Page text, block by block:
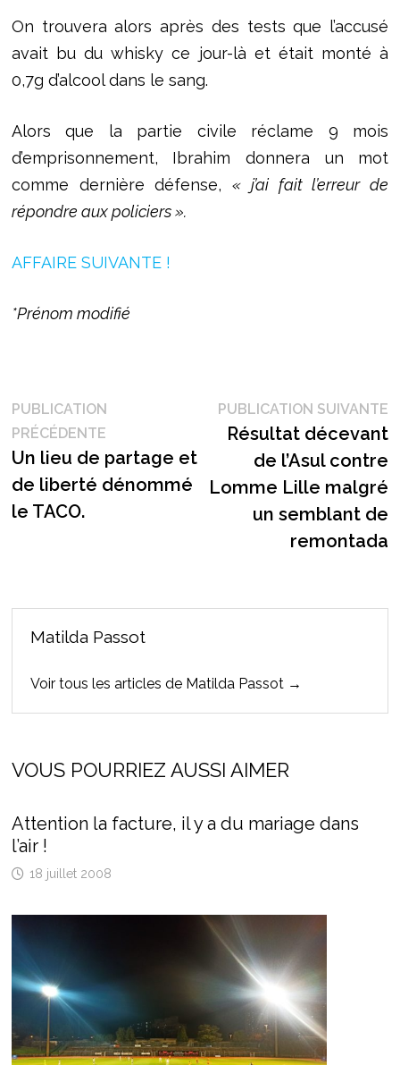
On trouvera alors après des tests que l’accusé
avait bu du whisky ce jour-là et était monté à
0,7g d’alcool dans le sang.
Alors que la partie civile réclame 9 mois
d’emprisonnement, Ibrahim donnera un mot
comme dernière défense,« j’ai fait l’erreur de
répondre aux policiers ».
AFFAIRE SUIVANTE !
*Prénom modifié
Navigation
de
l’article
PUBLICATION
PRÉCÉDENTEPublication
précédente :
Un lieu de partage et
de liberté dénommé
le TACO.
PUBLICATION SUIVANTE
Résultat décevant
de l’Asul contre
Lomme Lille malgré
un semblant de
remontada
Matilda Passot
Voir tous les articles de Matilda Passot →
VOUS POURRIEZ AUSSI AIMER
Attention la facture, il y a du mariage dans
l’air !
18 juillet 2008